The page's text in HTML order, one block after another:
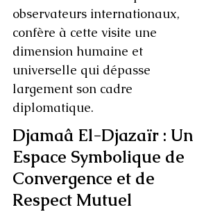
observateurs internationaux,
confère à cette visite une
dimension humaine et
universelle qui dépasse
largement son cadre
diplomatique.
Djamaâ El-Djazaïr : Un
Espace Symbolique de
Convergence et de
Respect Mutuel